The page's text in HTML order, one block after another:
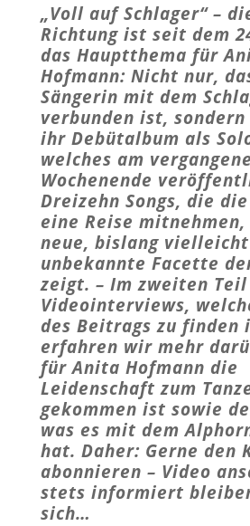
„Voll auf Schlager“ –
Richtung ist seit dem
das Hauptthema für
Hofmann: Nicht nur,
Sängerin mit dem
verbunden ist, sondern
ihr Debütalbum als
welches am
Wochenende
Dreizehn Songs, die
eine Reise
neue, bislang vielleicht
unbekannte Facette
zeigt. – Im zweiten Teil
Videointerviews,
des Beitrags zu finden
erfahren wir mehr
für Anita Hofmann die
Leidenschaft zum
gekommen ist sowie
was es mit dem
hat. Daher: Gerne den
abonnieren – Video
stets informiert
sich…